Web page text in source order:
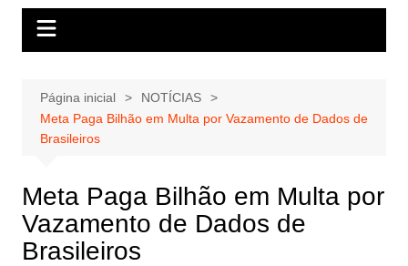
Página inicial
NOTÍCIAS
Meta Paga Bilhão em Multa por Vazamento de Dados de
Brasileiros
Meta Paga Bilhão em Multa por
Vazamento de Dados de
Brasileiros